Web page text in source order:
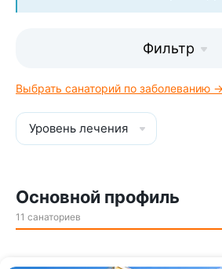
Фильтр
Выбрать санаторий по заболеванию →
Уровень лечения
Основной профиль
11 санаториев